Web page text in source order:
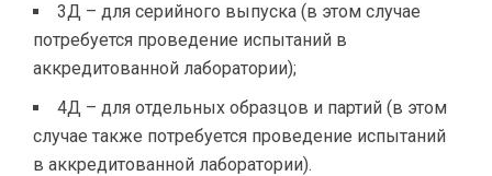
3Д – для серийного выпуска (в этом случае
потребуется проведение испытаний в
аккредитованной лаборатории);
4Д – для отдельных образцов и партий (в этом
случае также потребуется проведение испытаний
в аккредитованной лаборатории).